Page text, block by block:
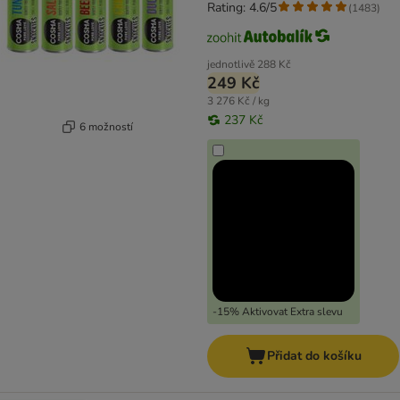
6 možností
jednotlivě 288 Kč
249 Kč
3 276 Kč / kg
237 Kč
-15% Aktivovat Extra slevu
Rating: 4.6/5 (1483)
Přidat do košíku